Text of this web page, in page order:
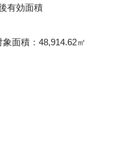
有効面積
面積：48,914.62㎡